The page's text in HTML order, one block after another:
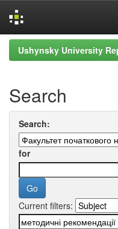
Skip
navigation
Ushynsky University
Search
Search:
for
Current filters: